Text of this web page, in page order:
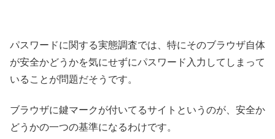
パスワードに関する実態調査では、特にそのブラウザ自体
が安全かどうかを気にせずにパスワード入力してしまって
いることが問題だそうです。
ブラウザに鍵マークが付いてるサイトというのが、安全か
どうかの一つの基準になるわけです。